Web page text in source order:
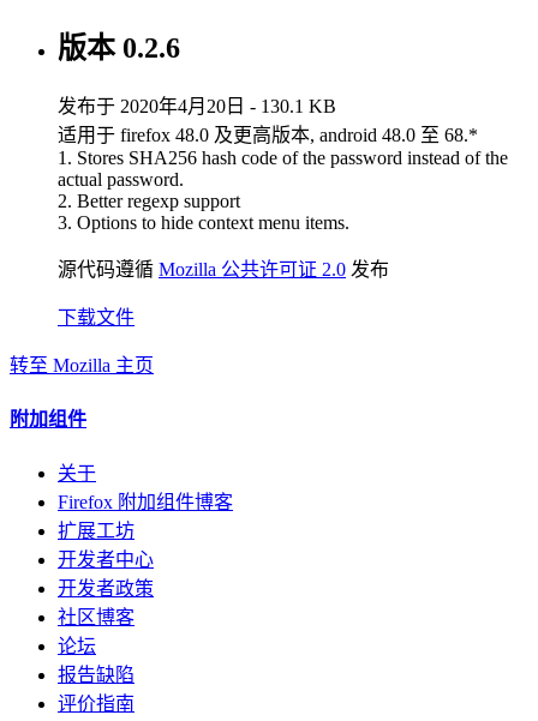
版本 0.2.6
发布于 2020年4月20日 - 130.1 KB
适用于 firefox 48.0 及更高版本, android 48.0 至 68.*
1. Stores SHA256 hash code of the password instead of the
actual password.
2. Better regexp support
3. Options to hide context menu items.
源代码遵循 Mozilla 公共许可证 2.0 发布
下载文件
转至 Mozilla 主页
附加组件
关于
Firefox 附加组件博客
扩展工坊
开发者中心
开发者政策
社区博客
论坛
报告缺陷
评价指南